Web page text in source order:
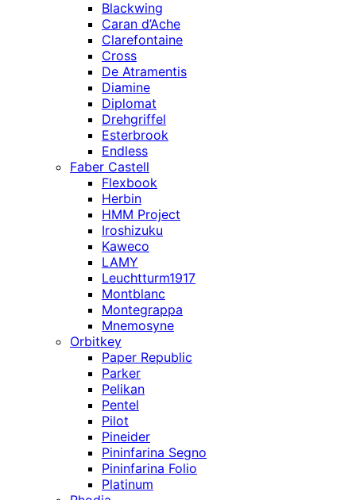
Blackwing
Caran d’Ache
Clarefontaine
Cross
De Atramentis
Diamine
Diplomat
Drehgriffel
Esterbrook
Endless
Faber Castell
Flexbook
Herbin
HMM Project
Iroshizuku
Kaweco
LAMY
Leuchtturm1917
Montblanc
Montegrappa
Mnemosyne
Orbitkey
Paper Republic
Parker
Pelikan
Pentel
Pilot
Pineider
Pininfarina Segno
Pininfarina Folio
Platinum